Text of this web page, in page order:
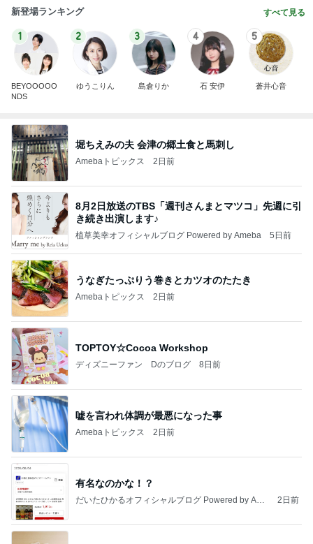
新登場ランキング すべて見る
1
BEYOOOOO
NDS
2
ゆうこりん
3
島倉りか
4
石 安伊
5
蒼井心音
堀ちえみの夫 会津の郷土食と馬刺し
Amebaトピックス 2日前
8月2日放送のTBS「週刊さんまとマツコ」先週に引
き続き出演します♪
植草美幸オフィシャルブログ Powered by Ameba 5日前
うなぎたっぷりう巻きとカツオのたたき
Amebaトピックス 2日前
TOPTOY☆Cocoa Workshop
ディズニーファン Dのブログ 8日前
嘘を言われ体調が最悪になった事
Amebaトピックス 2日前
有名なのかな！？
だいたひかるオフィシャルブログ Powered by Ame
2日前